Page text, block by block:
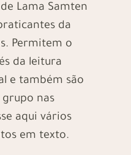
Lama Samten
da
Permitem o
da leitura
e também são
grupo nas
aqui vários
em texto.